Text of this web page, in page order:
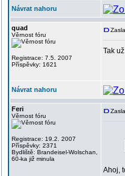
Návrat nahoru
quad
Věrnost fóru
Registrace: 7.5. 2007
Příspěvky: 1621
Tak
Návrat nahoru
Feri
Věrnost fóru
Registrace: 19.2. 2007
Příspěvky: 2371
Bydliště: Brandeisel-Wolschan,
60-ka již minula
Ahoj,